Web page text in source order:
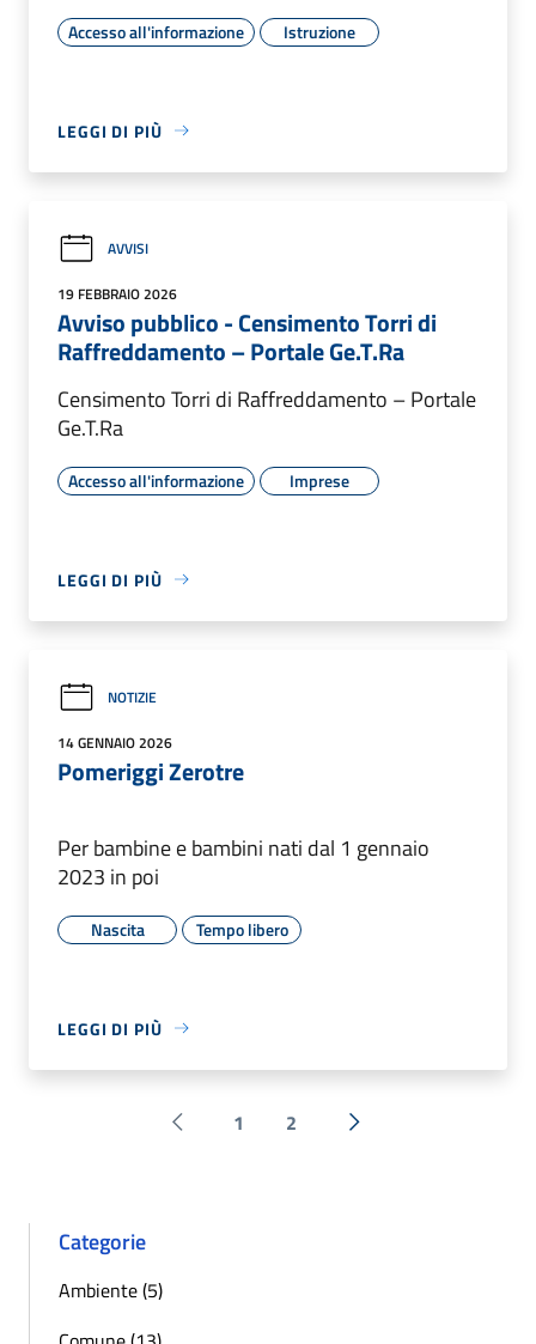
Accesso all'informazione Istruzione
LEGGI DI PIÙ
AVVISI
19 FEBBRAIO 2026
Avviso pubblico - Censimento Torri di
Raffreddamento – Portale Ge.T.Ra
Censimento Torri di Raffreddamento – Portale
Ge.T.Ra
Accesso all'informazione Imprese
LEGGI DI PIÙ
NOTIZIE
14 GENNAIO 2026
Pomeriggi Zerotre
Per bambine e bambini nati dal 1 gennaio
2023 in poi
Nascita Tempo libero
LEGGI DI PIÙ
Pagina precedente
1 2 Successiva »
Categorie
Ambiente (5)